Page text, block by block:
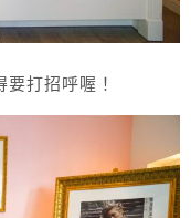
打招呼喔！